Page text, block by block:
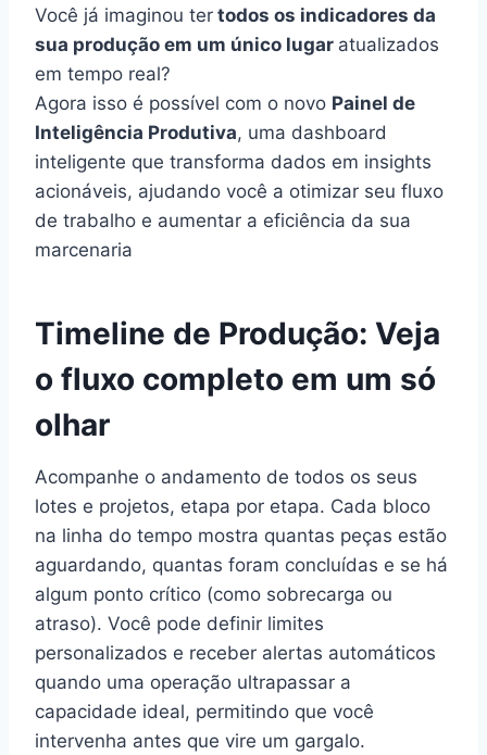
Você já imaginou ter todos os indicadores da
sua produção em um único lugar atualizados
em tempo real?
Agora isso é possível com o novo Painel de
Inteligência Produtiva, uma dashboard
inteligente que transforma dados em insights
acionáveis, ajudando você a otimizar seu fluxo
de trabalho e aumentar a eficiência da sua
marcenaria
Timeline de Produção: Veja
o fluxo completo em um só
olhar
Acompanhe o andamento de todos os seus
lotes e projetos, etapa por etapa. Cada bloco
na linha do tempo mostra quantas peças estão
aguardando, quantas foram concluídas e se há
algum ponto crítico (como sobrecarga ou
atraso). Você pode definir limites
personalizados e receber alertas automáticos
quando uma operação ultrapassar a
capacidade ideal, permitindo que você
intervenha antes que vire um gargalo.